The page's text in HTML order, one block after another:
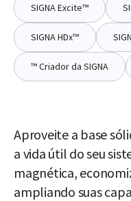
SIGNA Excite™
SIGNA HDx™
™ Criador da SIGNA
Aproveite a base
a vida útil do seu
magnética,
ampliando suas